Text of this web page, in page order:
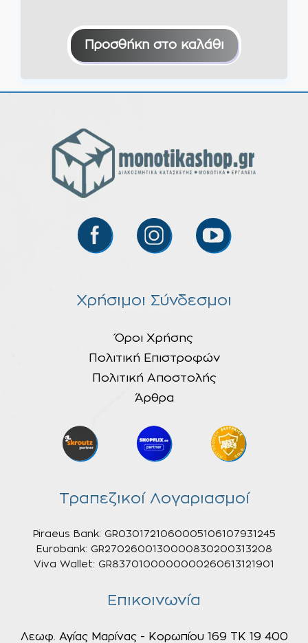
Προσθήκη στο καλάθι
Χρήσιμοι Σύνδεσμοι
Όροι Χρήσης
Πολιτική Επιστροφών
Πολιτική Αποστολής
Άρθρα
Τραπεζικοί Λογαριασμοί
Piraeus Bank: GR0301721060005106107931245
Eurobank: GR2702600130000830200313208
Viva Wallet: GR8370100000000260613121901
Επικοινωνία
Λεωφ. Αγίας Μαρίνας - Κορωπίου 169 ΤΚ 19 400